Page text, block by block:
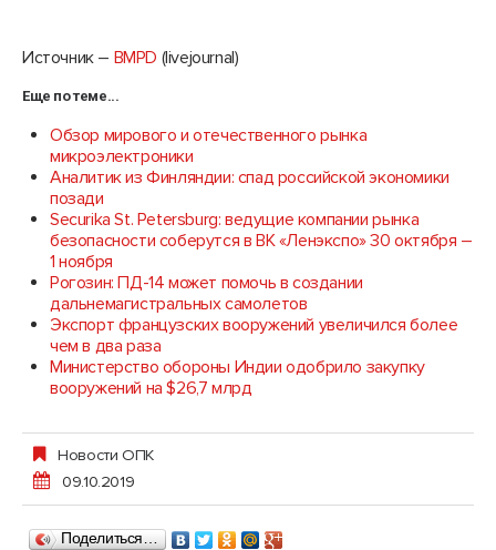
Источник – BMPD (livejournal)
Еще по теме...
Обзор мирового и отечественного рынка
микроэлектроники
Аналитик из Финляндии: спад российской экономики
позади
Securika St. Petersburg: ведущие компании рынка
безопасности соберутся в ВК «Ленэкспо» 30 октября –
1 ноября
Рогозин: ПД-14 может помочь в создании
дальнемагистральных самолетов
Экспорт французских вооружений увеличился более
чем в два раза
Министерство обороны Индии одобрило закупку
вооружений на $26,7 млрд
Новости ОПК
09.10.2019
Поделиться…